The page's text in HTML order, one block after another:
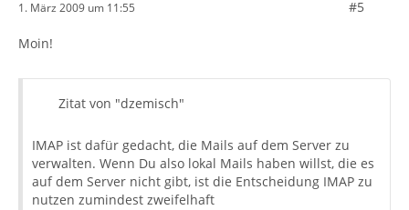
1. März 2009 um 11:55 #5
Moin!
Zitat von "dzemisch"
IMAP ist dafür gedacht, die Mails auf dem Server zu
verwalten. Wenn Du also lokal Mails haben willst, die es
auf dem Server nicht gibt, ist die Entscheidung IMAP zu
nutzen zumindest zweifelhaft